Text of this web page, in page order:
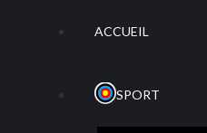
ACCUEIL
SPORT